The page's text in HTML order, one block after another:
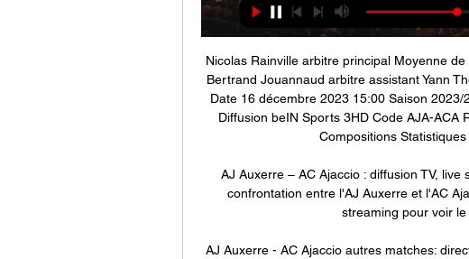
Nicolas Rainville arbitre principal Moyenne
Bertrand Jouannaud arbitre assistant Yann
Date 16 décembre 2023 15:00 Saison
Diffusion beIN Sports 3HD Code AJA-ACA
Compositions
AJ Auxerre – AC Ajaccio : diffusion TV,
confrontation entre l'AJ Auxerre et l'AC
streaming pour voir le
AJ Auxerre - AC Ajaccio autres matches: